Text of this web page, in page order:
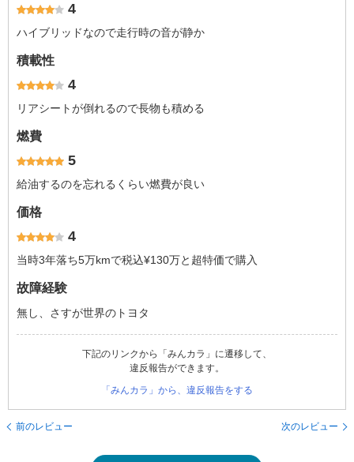
4
ハイブリッドなので走行時の音が静か
積載性
4
リアシートが倒れるので長物も積める
燃費
5
給油するのを忘れるくらい燃費が良い
価格
4
当時3年落ち5万kmで税込¥130万と超特価で購入
故障経験
無し、さすが世界のトヨタ
下記のリンクから「みんカラ」に遷移して、
違反報告ができます。
「みんカラ」から、違反報告をする
前のレビュー 次のレビュー